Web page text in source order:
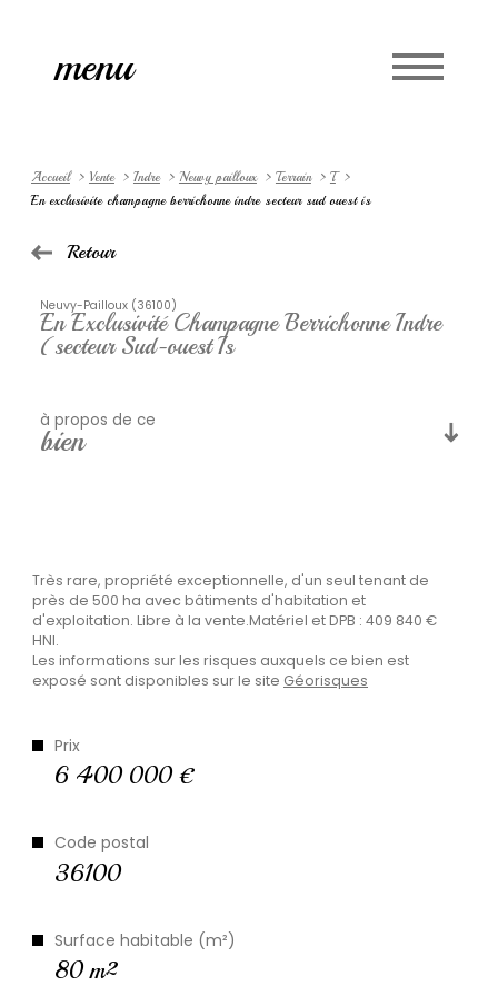
menu
Accueil Vente Indre Neuvy pailloux Terrain
T
En exclusivite champagne berrichonne indre secteur sud ouest is
Retour
Neuvy-Pailloux (36100)
En Exclusivité Champagne Berrichonne Indre
(secteur Sud-ouest Is
à propos de ce
bien
Plus d'informations
financières
détails
copropriété
Très rare, propriété exceptionnelle, d'un seul tenant de
près de 500 ha avec bâtiments d'habitation et
d'exploitation. Libre à la vente.Matériel et DPB : 409 840 €
HNI.
Les informations sur les risques auxquels ce bien est
exposé sont disponibles sur le site Géorisques
Prix
6 400 000 €
Code postal
36100
Surface habitable (m²)
80 m²